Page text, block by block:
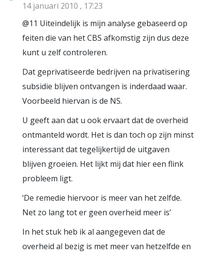
14 januari 2010 , 17:23
@11 Uiteindelijk is mijn analyse gebaseerd op
feiten die van het CBS afkomstig zijn dus deze
kunt u zelf controleren.
Dat geprivatiseerde bedrijven na privatisering
subsidie blijven ontvangen is inderdaad waar.
Voorbeeld hiervan is de NS.
U geeft aan dat u ook ervaart dat de overheid
ontmanteld wordt. Het is dan toch op zijn minst
interessant dat tegelijkertijd de uitgaven
blijven groeien. Het lijkt mij dat hier een flink
probleem ligt.
‘De remedie hiervoor is meer van het zelfde.
Net zo lang tot er geen overheid meer is’
In het stuk heb ik al aangegeven dat de
overheid al bezig is met meer van hetzelfde en